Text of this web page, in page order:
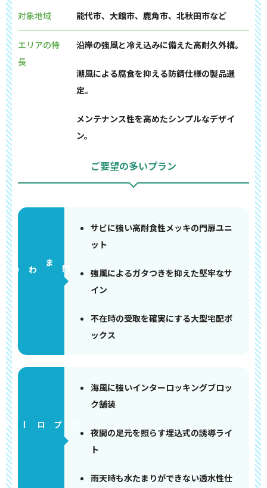
対象地域 能代市、大館市、鹿角市、北秋田市など
エリアの特
長
沿岸の強風と冷え込みに備えた高耐久外構。
潮風による腐食を抑える防錆仕様の製品選
定。
メンテナンス性を高めたシンプルなデザイ
ン。
ご要望の多いプラン
門まわり
サビに強い高耐食性メッキの門扉ユニ
ット
強風によるガタつきを抑えた堅牢なサ
イン
不在時の受取を確実にする大型宅配ボ
ックス
アプローチ
海風に強いインターロッキングブロッ
ク舗装
夜間の足元を照らす埋込式の誘導ライ
ト
雨天時も水たまりができない透水性仕